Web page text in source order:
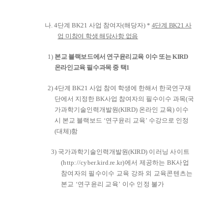
나. 4단계BK21사업 참여자(해당자)* 4단계 BK21사
업 미참여 학생 해당사항 없음
1) 본교 블랙보드에서 연구윤리교육 이수 또는KIRD
온라인교육 필수과목 중 택 1
2) 4단계BK21사업 참여 학생에 한해서 한국연구재
단에서 지정한 BK사업 참여자의 필수이수 과목(국
가과학기술인력개발원(KIRD) 온라인 교육) 이수
시 본교 블랙보드 ‘연구윤리 교육’ 수강으로 인정
(대체)함
3) 국가과학기술인력개발원(KIRD) 이러닝 사이트
(http://cyber.kird.re.kr)에서 제공하는 BK사업
참여자의 필수이수 교육 강좌 외 교육콘텐츠는
본교 ‘연구윤리 교육’ 이수 인정 불가